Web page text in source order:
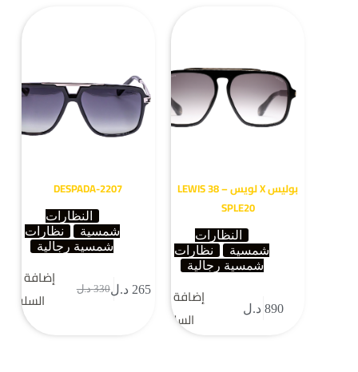
بوليس X لويس – LEWIS 38
SPLE20
النظارات
شمسية
نظارات
شمسية رجالية
890 د.ل
إضافة إلى
السلة
DESPADA-2207
النظارات
شمسية
نظارات
شمسية رجالية
330 د.ل 265 د.ل
إضافة إلى
السلة